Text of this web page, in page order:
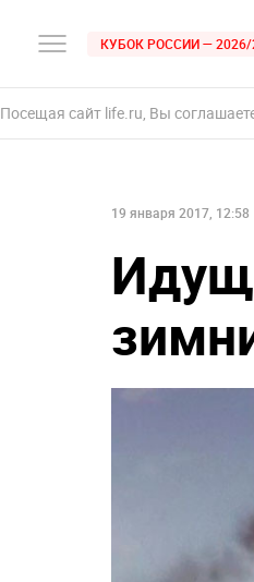
КУБОК РОССИИ — 2026/
Посещая сайт life.ru, Вы
19 января 2017, 12:58